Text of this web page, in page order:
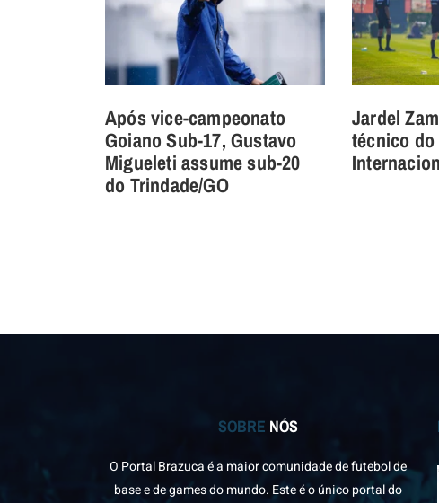
Após vice-campeonato
Goiano Sub-17, Gustavo
Migueleti assume sub-20
do Trindade/GO
Jardel
técnico
SOBRE NÓS
O Portal Brazuca é a maior comunidade de futebol de
base e de games do mundo. Este é o único portal do